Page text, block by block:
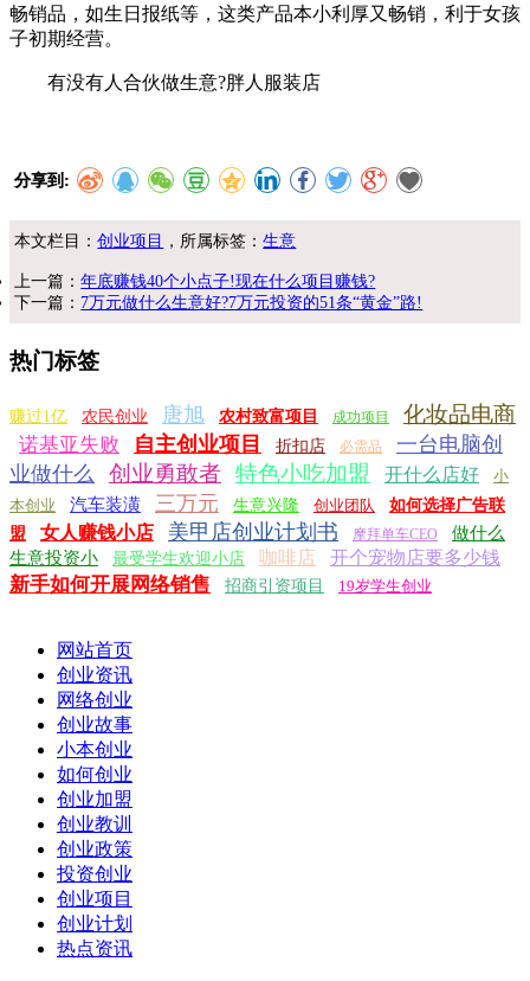
畅销品，如生日报纸等，这类产品本小利厚又畅销，利于女孩
子初期经营。
有没有人合伙做生意?胖人服装店
分享到:
本文栏目：创业项目 ，所属标签：生意
上一篇：年底赚钱40个小点子!现在什么项目赚钱?
下一篇： 7万元做什么生意好?7万元投资的51条“黄金”路!
热门标签
赚过1亿 农民创业 唐旭 农村致富项目 成功项目 化妆品电商
诺基亚失败 自主创业项目 折扣店 必需品
一台电脑创
业做什么
创业勇敢者 特色小吃加盟 开什么店好
小
本创业
汽车装潢 三万元 生意兴隆 创业团队
如何选择广告联
盟
女人赚钱小店 美甲店创业计划书 摩拜单车CEO
做什么
生意投资小
最受学生欢迎小店 咖啡店 开个宠物店要多少钱
新手如何开展网络销售 招商引资项目 19岁学生创业
网站首页
创业资讯
网络创业
创业故事
小本创业
如何创业
创业加盟
创业教训
创业政策
投资创业
创业项目
创业计划
热点资讯